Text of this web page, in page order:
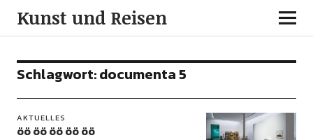
Kunst und Reisen
Schlagwort:documenta 5
AKTUELLES
öö öö öö öö öö